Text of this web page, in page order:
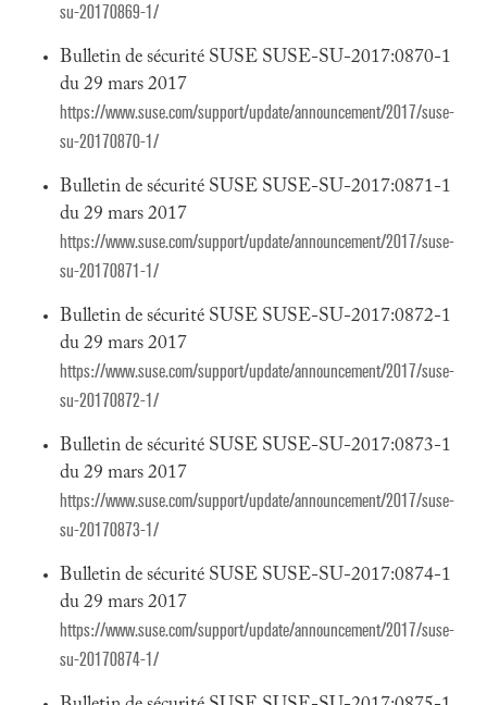
su-20170869-1/
Bulletin de sécurité SUSE SUSE-SU-2017:0870-1
du 29 mars 2017
https://www.suse.com/support/update/announcement/2017/suse-
su-20170870-1/
Bulletin de sécurité SUSE SUSE-SU-2017:0871-1
du 29 mars 2017
https://www.suse.com/support/update/announcement/2017/suse-
su-20170871-1/
Bulletin de sécurité SUSE SUSE-SU-2017:0872-1
du 29 mars 2017
https://www.suse.com/support/update/announcement/2017/suse-
su-20170872-1/
Bulletin de sécurité SUSE SUSE-SU-2017:0873-1
du 29 mars 2017
https://www.suse.com/support/update/announcement/2017/suse-
su-20170873-1/
Bulletin de sécurité SUSE SUSE-SU-2017:0874-1
du 29 mars 2017
https://www.suse.com/support/update/announcement/2017/suse-
su-20170874-1/